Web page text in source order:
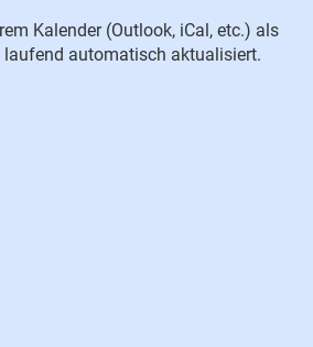
Kalender (Outlook, iCal, etc.) als
laufend automatisch aktualisiert.